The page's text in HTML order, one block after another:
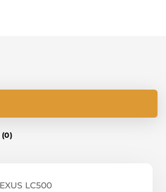
(0)
LC500